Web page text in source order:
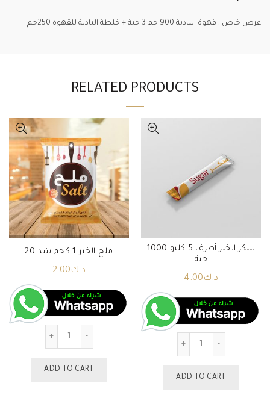
عرض خاص : قهوة البادية 900 جم 3 حبة + خلطة البادية للقهوة 250جم
RELATED PRODUCTS
سكر الخير أظرف 5 كليو 1000
حبة
د.ك4.00
ADD TO CART
ملح الخير 1 كجم شد 20
د.ك2.00
ADD TO CART